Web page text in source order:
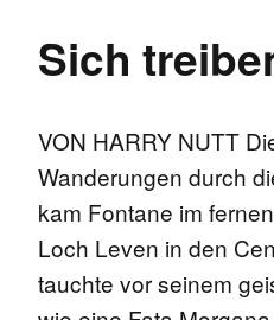
Sich
VON HARRY NUTT
Wanderungen durch
kam Fontane im
Loch Leven in den
tauchte vor seinem